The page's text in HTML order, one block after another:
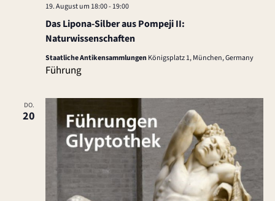
Das Lipona-Silber aus Pompeji II:
Naturwissenschaften
19. August um 18:00- 19:00
Staatliche AntikensammlungenKönigsplatz 1, München, Germany
Führung
DO.
20